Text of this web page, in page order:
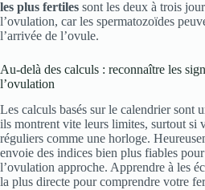
les plus fertiles sont les deux à trois
l’ovulation, car les spermatozoïdes
l’arrivée de l’ovule.
Au-delà des calculs : reconnaître les
l’ovulation
Les calculs basés sur le calendrier sont
ils montrent vite leurs limites, surtout si
réguliers comme une horloge.
envoie des indices bien plus fiables
l’ovulation approche. Apprendre à les
la plus directe pour comprendre votre